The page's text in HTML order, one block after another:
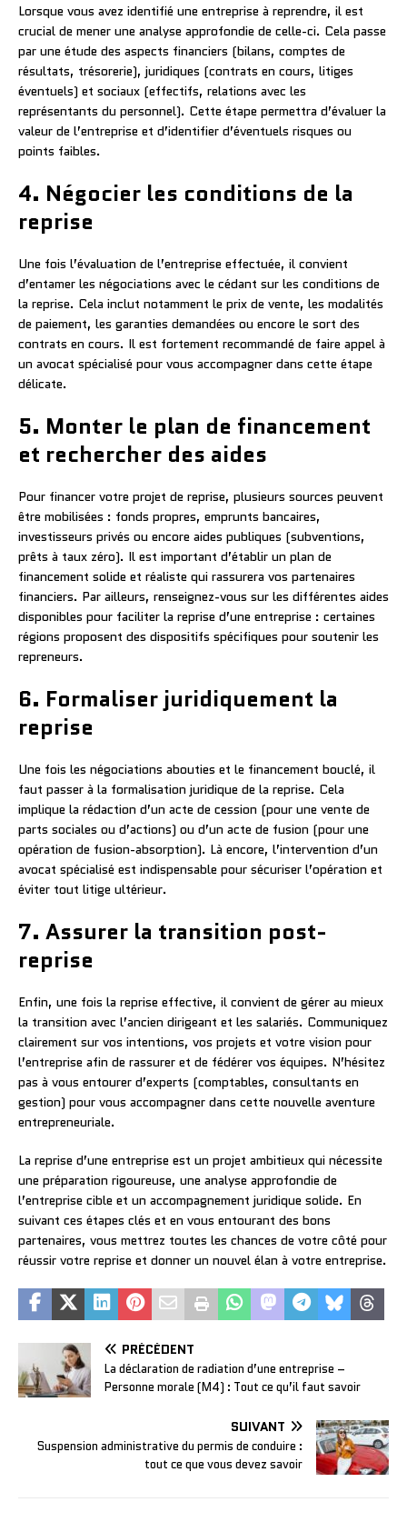
Lorsque vous avez identifié une entreprise à reprendre, il est
crucial de mener une analyse approfondie de celle-ci. Cela passe
par une étude des aspects financiers (bilans, comptes de
résultats, trésorerie), juridiques (contrats en cours, litiges
éventuels) et sociaux (effectifs, relations avec les
représentants du personnel). Cette étape permettra d’évaluer la
valeur de l’entreprise et d’identifier d’éventuels risques ou
points faibles.
4. Négocier les conditions de la
reprise
Une fois l’évaluation de l’entreprise effectuée, il convient
d’entamer les négociations avec le cédant sur les conditions de
la reprise. Cela inclut notamment le prix de vente, les modalités
de paiement, les garanties demandées ou encore le sort des
contrats en cours. Il est fortement recommandé de faire appel à
un avocat spécialisé pour vous accompagner dans cette étape
délicate.
5. Monter le plan de financement
et rechercher des aides
Pour financer votre projet de reprise, plusieurs sources peuvent
être mobilisées : fonds propres, emprunts bancaires,
investisseurs privés ou encore aides publiques (subventions,
prêts à taux zéro). Il est important d’établir un plan de
financement solide et réaliste qui rassurera vos partenaires
financiers. Par ailleurs, renseignez-vous sur les différentes aides
disponibles pour faciliter la reprise d’une entreprise : certaines
régions proposent des dispositifs spécifiques pour soutenir les
repreneurs.
6. Formaliser juridiquement la
reprise
Une fois les négociations abouties et le financement bouclé, il
faut passer à la formalisation juridique de la reprise. Cela
implique la rédaction d’un acte de cession (pour une vente de
parts sociales ou d’actions) ou d’un acte de fusion (pour une
opération de fusion-absorption). Là encore, l’intervention d’un
avocat spécialisé est indispensable pour sécuriser l’opération et
éviter tout litige ultérieur.
7. Assurer la transition post-
reprise
Enfin, une fois la reprise effective, il convient de gérer au mieux
la transition avec l’ancien dirigeant et les salariés. Communiquez
clairement sur vos intentions, vos projets et votre vision pour
l’entreprise afin de rassurer et de fédérer vos équipes. N’hésitez
pas à vous entourer d’experts (comptables, consultants en
gestion) pour vous accompagner dans cette nouvelle aventure
entrepreneuriale.
La reprise d’une entreprise est un projet ambitieux qui nécessite
une préparation rigoureuse, une analyse approfondie de
l’entreprise cible et un accompagnement juridique solide. En
suivant ces étapes clés et en vous entourant des bons
partenaires, vous mettrez toutes les chances de votre côté pour
réussir votre reprise et donner un nouvel élan à votre entreprise.
PRÉCÉDENT
La déclaration de radiation d’une entreprise –
Personne morale (M4) : Tout ce qu’il faut savoir
SUIVANT
Suspension administrative du permis de conduire :
tout ce que vous devez savoir